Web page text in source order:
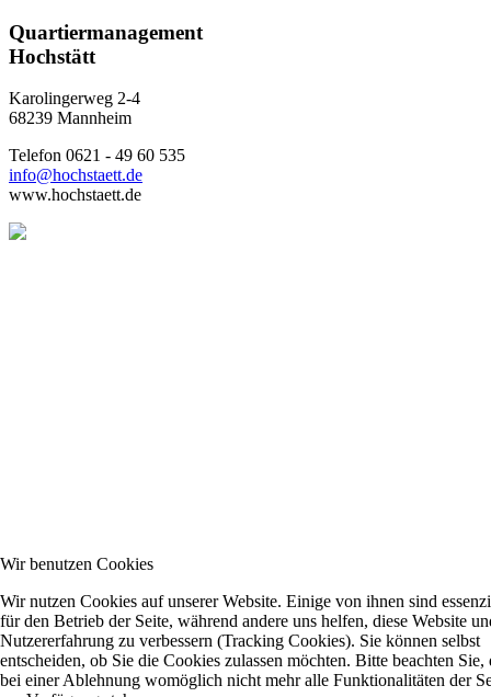
Quartiermanagement
Hochstätt
Karolingerweg 2-4
68239 Mannheim
Telefon 0621 - 49 60 535
info@hochstaett.de
www.hochstaett.de
Wir benutzen Cookies
Wir nutzen Cookies auf unserer Website. Einige von ihnen sind
für den Betrieb der Seite, während andere uns helfen, diese Website
Nutzererfahrung zu verbessern (Tracking Cookies). Sie können selbst
entscheiden, ob Sie die Cookies zulassen möchten. Bitte beachten Sie,
bei einer Ablehnung womöglich nicht mehr alle Funktionalitäten der